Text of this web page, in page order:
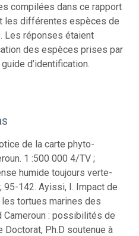
compilées dans ce rapport
les différentes espèces de
Les réponses étaient
des espèces prises par
d’identification.
de la carte phyto-
1 :500 000 4/TV ;
humide toujours verte-
95-142. Ayissi, I. Impact de
tortues marines des
Cameroun : possibilités de
Doctorat, Ph.D soutenue à